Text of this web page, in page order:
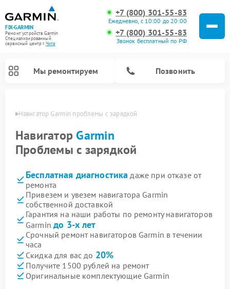
FIX-GARMIN
Ремонт устройств Garmin
Специализированный
cервисный центр г.Чита
+7 (800) 301-55-83
Ежедневно, с 10:00 до 20:00
+7 (800) 301-55-83
Звонок бесплатный по РФ
Мы ремонтируем Позвонить
Навигатор Garmin проблемы с зарядкой
Навигатор Garmin
Проблемы с зарядкой
Бесплатная диагностика даже при отказе от
ремонта
Привезем и увезем навигатора Garmin
собственной доставкой
Гарантия на наши работы по ремонту навигаторов
Garminдо 3-х лет
Срочный ремонт навигаторов Garmin в течении
часа
Скидка для вас до 20%
Получите 1500 рублей на ремонт
Оригинальные комплектующие Garmin